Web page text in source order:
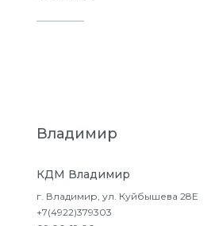
Владимир
КДМ Владимир
г. Владимир, ул. Куйбышева 28Е
+7(4922)379303